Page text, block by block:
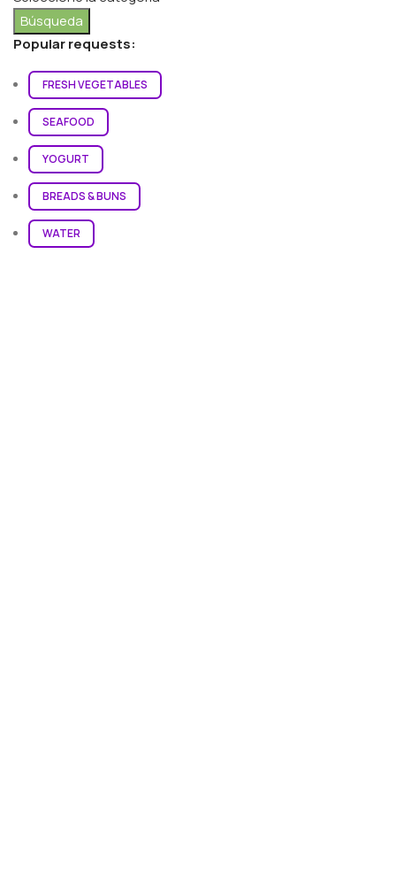
Búsqueda
Popular requests:
FRESH VEGETABLES
SEAFOOD
YOGURT
BREADS & BUNS
WATER